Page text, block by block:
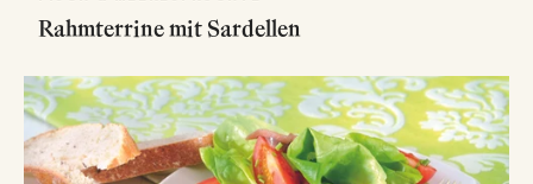
Rahmterrine mit Sardellen